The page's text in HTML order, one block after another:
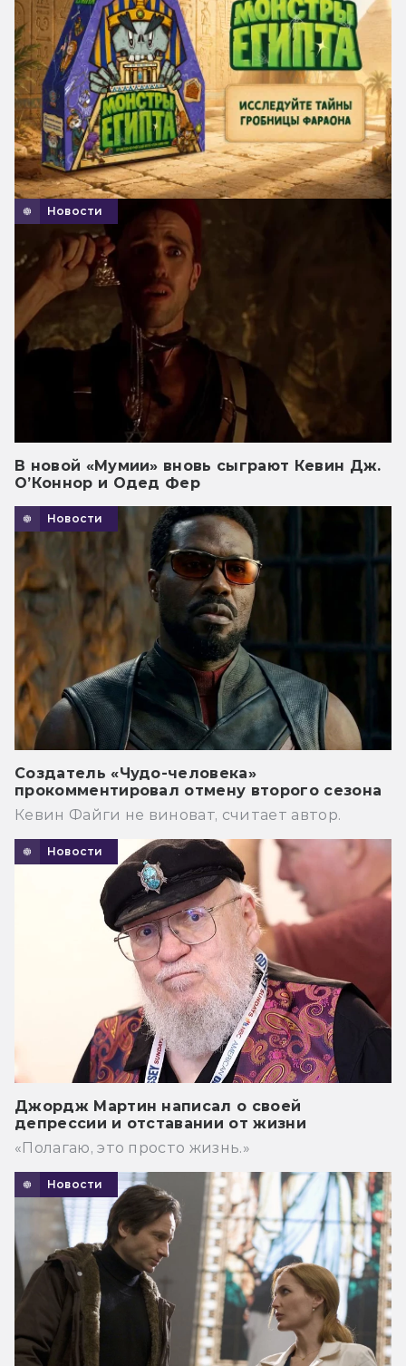
Новости
В новой «Мумии» вновь сыграют Кевин Дж.
О’Коннор и Одед Фер
Новости
Создатель «Чудо-человека»
прокомментировал отмену второго сезона
Кевин Файги не виноват, считает автор.
Новости
Джордж Мартин написал о своей
депрессии и отставании от жизни
«Полагаю, это просто жизнь.»
Новости